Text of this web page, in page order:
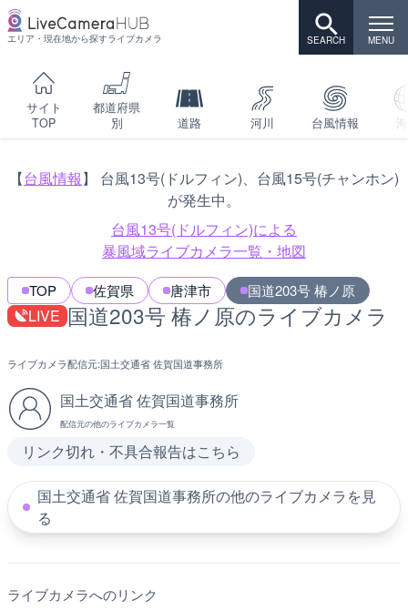
エリア・現在地から探すライブカメラ
サイト
TOP
都道府県
別
道路 河川 台風情報
【台風情報】 台風13号(ドルフィン)、台風15号(チャンホン)
が発生中。
台風13号(ドルフィン)による
暴風域ライブカメラ一覧・地図
TOP 佐賀県 唐津市 国道203号 椿ノ原
LIVE 国道203号 椿ノ原のライブカメラ
ライブカメラ配信元:国土交通省 佐賀国道事務所
国土交通省 佐賀国道事務所
配信元の他のライブカメラ一覧
リンク切れ・不具合報告はこちら
国土交通省 佐賀国道事務所の他のライブカメラを見
る
ライブカメラへのリンク